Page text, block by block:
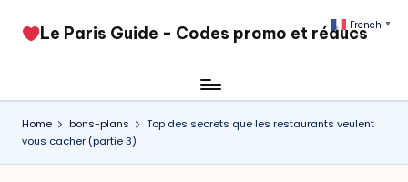
Skip
​Le Paris Guide - Codes promo et réducs
Home bons-plans
Top des secrets que les restaurants veulent
vous cacher (partie 3)
French ▼